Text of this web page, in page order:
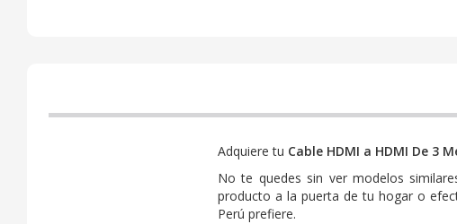
Adquiere tu Cable HDMI a HDMI De 3
No te quedes sin ver modelos
producto a la puerta de tu hogar o
Perú prefiere.